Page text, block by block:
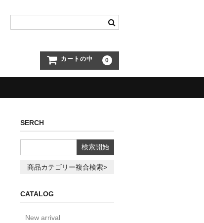
カートの中 0
SERCH
商品カテゴリー複合検索>
CATALOG
New arrival